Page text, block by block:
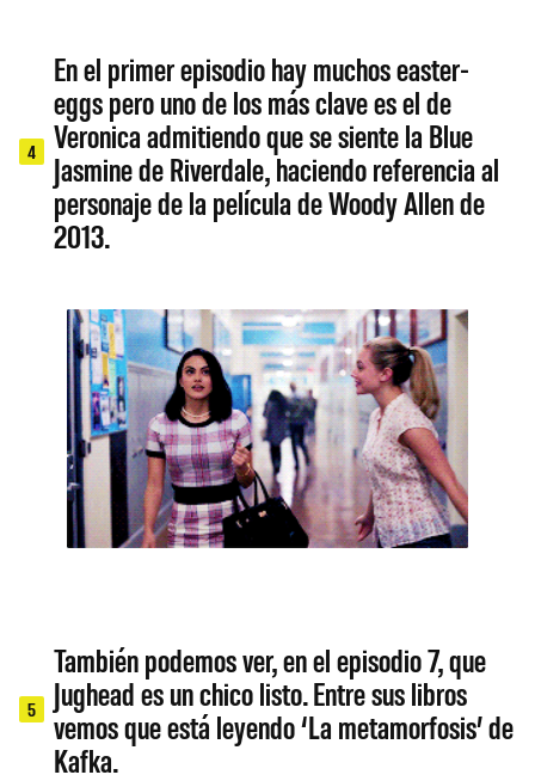
4
En el primer episodio hay muchos easter-
eggs pero uno de los más clave es el de
Veronica admitiendo que se siente la Blue
Jasmine de Riverdale, haciendo referencia al
personaje de la película de Woody Allen de
2013.
5
También podemos ver, en el episodio 7, que
Jughead es un chico listo. Entre sus libros
vemos que está leyendo ‘La metamorfosis’ de
Kafka.